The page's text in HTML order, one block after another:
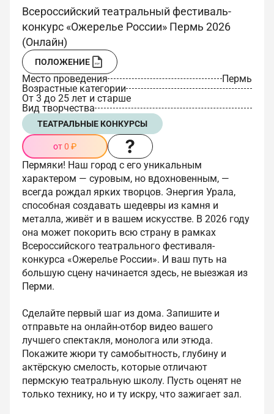
Всероссийский театральный фестиваль-
конкурс «Ожерелье России» Пермь 2026
(Онлайн)
ПОЛОЖЕНИЕ
Место проведения
Пермь
Возрастные категории
От 3 до 25 лет и старше
Вид творчества
ТЕАТРАЛЬНЫЕ КОНКУРСЫ
от 0 ₽
Пермяки! Наш город с его уникальным
характером — суровым, но вдохновенным, —
всегда рождал ярких творцов. Энергия Урала,
способная создавать шедевры из камня и
металла, живёт и в вашем искусстве. В 2026 году
она может покорить всю страну в рамках
Всероссийского театрального фестиваля-
конкурса «Ожерелье России». И ваш путь на
большую сцену начинается здесь, не выезжая из
Перми.
Сделайте первый шаг из дома. Запишите и
отправьте на онлайн-отбор видео вашего
лучшего спектакля, монолога или этюда.
Покажите жюри ту самобытность, глубину и
актёрскую смелость, которые отличают
пермскую театральную школу. Пусть оценят не
только технику, но и ту искру, что зажигает зал.